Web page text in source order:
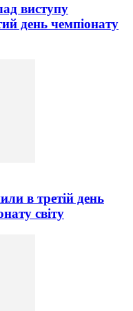
виступу
день чемпіонату
в третій день
світу